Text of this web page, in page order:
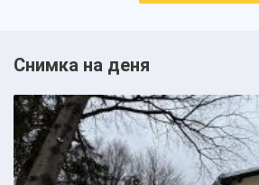
Снимка на деня